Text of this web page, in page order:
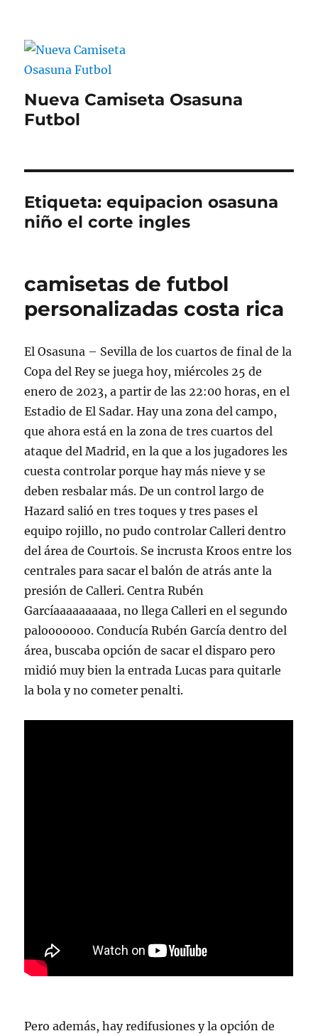
Nueva Camiseta Osasuna
Futbol
Etiqueta:equipacion osasuna
niño el corte ingles
camisetas de futbol
personalizadas costa rica
El Osasuna – Sevilla de los cuartos de final de la
Copa del Rey se juega hoy, miércoles 25 de
enero de 2023, a partir de las 22:00 horas, en el
Estadio de El Sadar. Hay una zona del campo,
que ahora está en la zona de tres cuartos del
ataque del Madrid, en la que a los jugadores les
cuesta controlar porque hay más nieve y se
deben resbalar más. De un control largo de
Hazard salió en tres toques y tres pases el
equipo rojillo, no pudo controlar Calleri dentro
del área de Courtois. Se incrusta Kroos entre los
centrales para sacar el balón de atrás ante la
presión de Calleri. Centra Rubén
Garcíaaaaaaaaaa, no llega Calleri en el segundo
palooooooo. Conducía Rubén García dentro del
área, buscaba opción de sacar el disparo pero
midió muy bien la entrada Lucas para quitarle
la bola y no cometer penalti.
Pero además, hay redifusiones y la opción de